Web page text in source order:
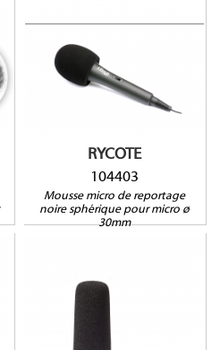
RYCOTE
104403
Mousse micro de reportage
noire sphérique pour micro ø
30mm
Compatible avec : AKG
C1000S, Audio-Technica
PRO6, Electrovoice RE10,
RE15, RE55, Shure SM57,
104402